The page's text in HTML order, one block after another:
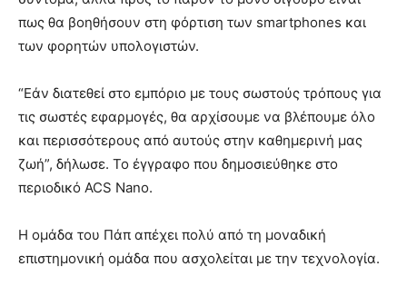
πως θα βοηθήσουν στη φόρτιση των smartphones και
των φορητών υπολογιστών.
“Εάν διατεθεί στο εμπόριο με τους σωστούς τρόπους για
τις σωστές εφαρμογές, θα αρχίσουμε να βλέπουμε όλο
και περισσότερους από αυτούς στην καθημερινή μας
ζωή”, δήλωσε. Το έγγραφο που δημοσιεύθηκε στο
περιοδικό ACS Nano.
Η ομάδα του Πάπ απέχει πολύ από τη μοναδική
επιστημονική ομάδα που ασχολείται με την τεχνολογία.